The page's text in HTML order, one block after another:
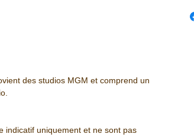
des studios MGM et comprend un
indicatif uniquement et ne sont pas